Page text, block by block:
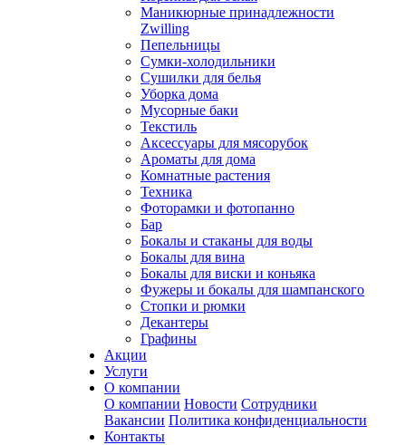
Маникюрные принадлежности
Zwilling
Пепельницы
Сумки-холодильники
Сушилки для белья
Уборка дома
Мусорные баки
Текстиль
Аксессуары для мясорубок
Ароматы для дома
Комнатные растения
Техника
Фоторамки и фотопанно
Бар
Бокалы и стаканы для воды
Бокалы для вина
Бокалы для виски и коньяка
Фужеры и бокалы для шампанского
Стопки и рюмки
Декантеры
Графины
Акции
Услуги
О компании
О компании Новости Сотрудники
Вакансии Политика конфиденциальности
Контакты